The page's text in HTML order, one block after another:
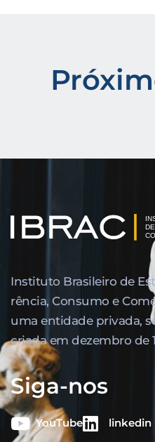
Instituto Brasileiro de
rência, Consumo e
uma entidade privada,
criada em dezembro de
Siga-nos
YouTube linkedin